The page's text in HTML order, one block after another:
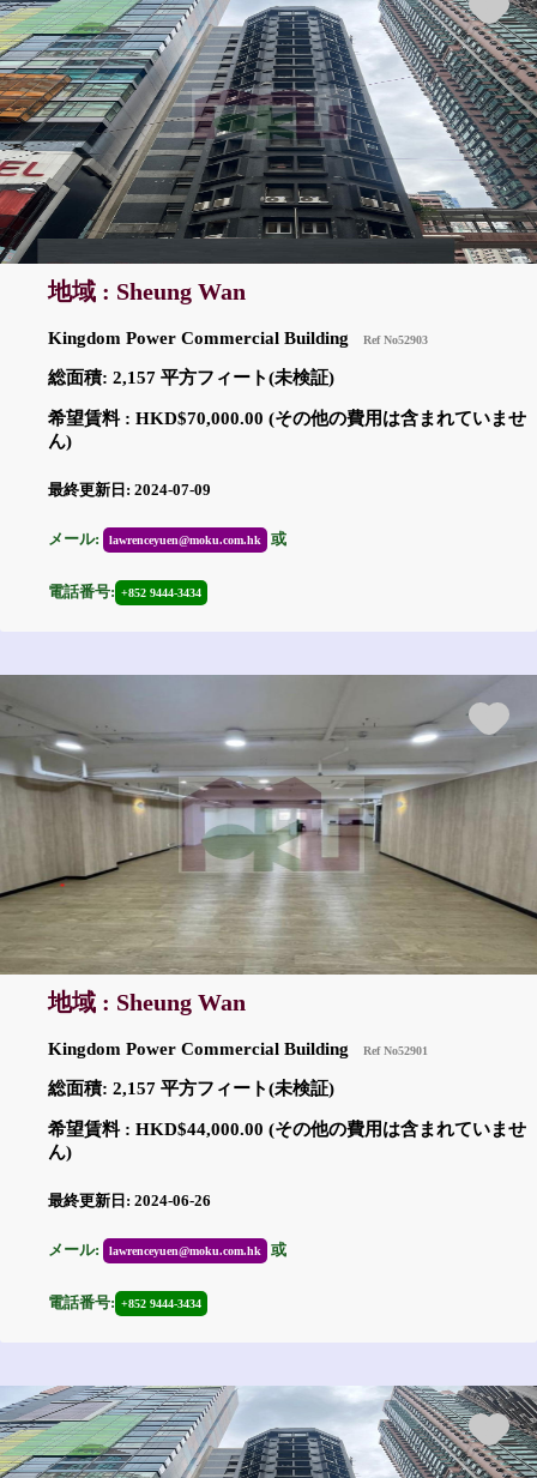
地域 : Sheung Wan
Kingdom Power Commercial Building Ref No52903
総面積: 2,157 平方フィート(未検証)
希望賃料 : HKD$70,000.00 (その他の費用は含まれていませ
ん)
最終更新日: 2024-07-09
メール: lawrenceyuen@moku.com.hk 或
電話番号: +852 9444-3434
地域 : Sheung Wan
Kingdom Power Commercial Building Ref No52901
総面積: 2,157 平方フィート(未検証)
希望賃料 : HKD$44,000.00 (その他の費用は含まれていませ
ん)
最終更新日: 2024-06-26
メール: lawrenceyuen@moku.com.hk 或
電話番号: +852 9444-3434